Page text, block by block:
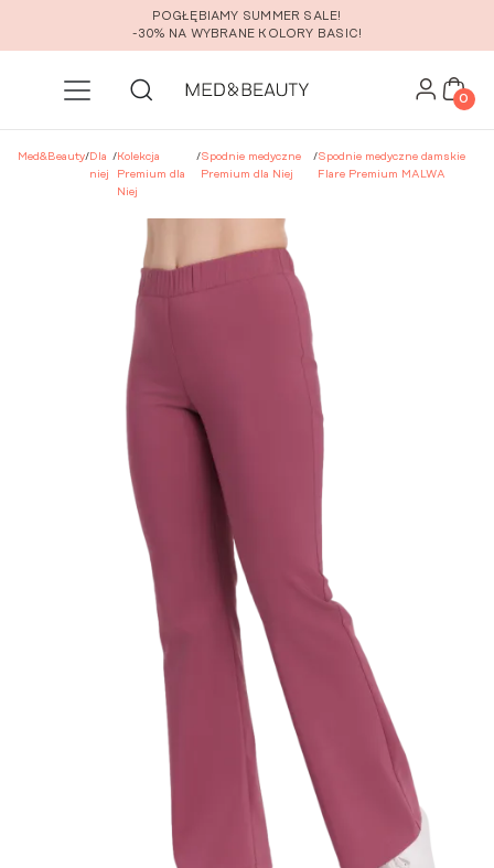
Przejdź do głównej zawartości
POGŁĘBIAMY SUMMER SALE!
-30% NA WYBRANE KOLORY BASIC!
0
Med&Beauty/Dla
niej
/Kolekcja
Premium dla
Niej
/Spodnie medyczne
Premium dla Niej
/Spodnie medyczne damskie
Flare Premium MALWA